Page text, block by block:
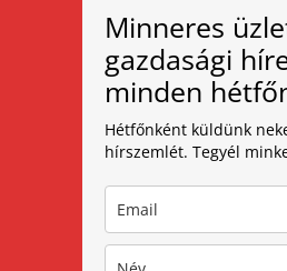
Minneres
gazdasági
minden
Hétfőnként küldünk
hírszemlét. Tegyél